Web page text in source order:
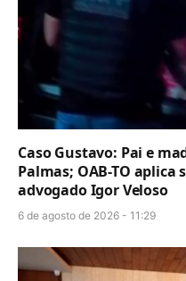
Caso Gustavo: Pai e
Palmas; OAB-TO
advogado Igor Veloso
6 de agosto de 2026 - 11:29